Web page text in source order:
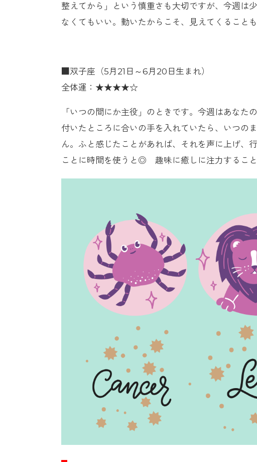
整えてから」という慎重さも大切ですが、今週は
なくてもいい。動いたからこそ、見えてくることも
■双子座（5月21日～6月20日生まれ）
全体運：★★★★☆
「いつの間にか主役」のときです。今週はあな
付いたところに合いの手を入れていたら、いつの
ん。ふと感じたことがあれば、それを声に上げ、
ことに時間を使うと◎ 趣味に癒しに注力すること